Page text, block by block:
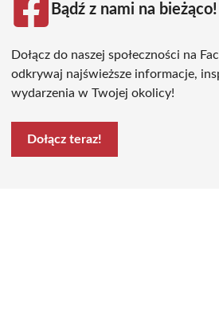
Bądź z nami na bieżąco!
Dołącz do naszej społeczności na
odkrywaj najświeższe informacje,
wydarzenia w Twojej okolicy!
Dołącz teraz!